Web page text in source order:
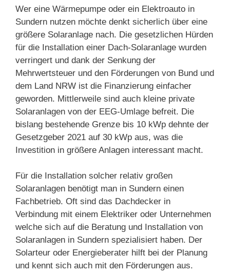
Wer eine Wärmepumpe oder ein Elektroauto in
Sundern nutzen möchte denkt sicherlich über eine
größere Solaranlage nach. Die gesetzlichen Hürden
für die Installation einer Dach-Solaranlage wurden
verringert und dank der Senkung der
Mehrwertsteuer und den Förderungen von Bund und
dem Land NRW ist die Finanzierung einfacher
geworden. Mittlerweile sind auch kleine private
Solaranlagen von der EEG-Umlage befreit. Die
bislang bestehende Grenze bis 10 kWp dehnte der
Gesetzgeber 2021 auf 30 kWp aus, was die
Investition in größere Anlagen interessant macht.
Für die Installation solcher relativ großen
Solaranlagen benötigt man in Sundern einen
Fachbetrieb. Oft sind das Dachdecker in
Verbindung mit einem Elektriker oder Unternehmen
welche sich auf die Beratung und Installation von
Solaranlagen in Sundern spezialisiert haben. Der
Solarteur oder Energieberater hilft bei der Planung
und kennt sich auch mit den Förderungen aus.